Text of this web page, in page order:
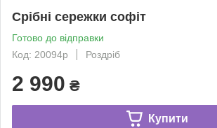
Срібні сережки софіт
Готово до відправки
Код: 20094р
Роздріб
2 990 ₴
Купити